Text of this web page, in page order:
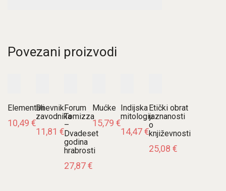
Povezani proizvodi
Elementali
10,49 €
Dnevnik
zavodnika
11,81 €
Forum
Tomizza
–
Dvadeset
godina
hrabrosti
27,87€
Mućke
15,79 €
Indijska
mitologija
14,47€
Etički obrat
u znanosti
o
književnosti
25,08 €